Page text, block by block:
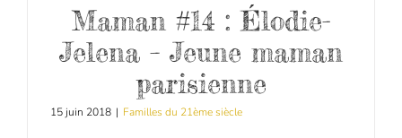
Maman #14 : Élodie-
Jelena – Jeune maman
parisienne
15 juin 2018 | Familles du 21ème siècle